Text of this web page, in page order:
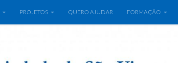
PROJETOS QUERO AJUDAR FORMAÇÃO